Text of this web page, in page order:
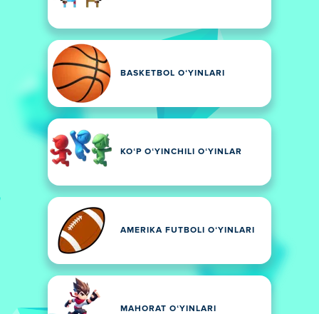
BASKETBOL OʻYINLARI
KOʻP OʻYINCHILI OʻYINLAR
AMERIKA FUTBOLI OʻYINLARI
MAHORAT OʻYINLARI